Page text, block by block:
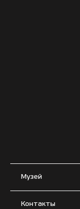
Музей
Контакты